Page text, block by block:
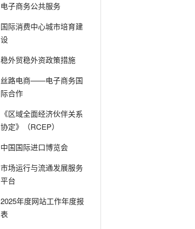
电子商务公共服务
国际消费中心城市培育建
设
稳外贸稳外资政策措施
丝路电商——电子商务国
际合作
《区域全面经济伙伴关系
协定》（RCEP）
中国国际进口博览会
市场运行与流通发展服务
平台
2025年度网站工作年度报
表